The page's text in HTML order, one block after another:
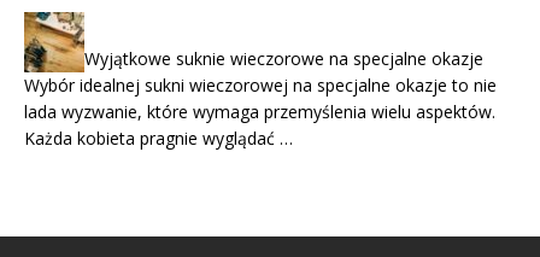
Wyjątkowe suknie wieczorowe na specjalne okazje
Wybór idealnej sukni wieczorowej na specjalne okazje to nie
lada wyzwanie, które wymaga przemyślenia wielu aspektów.
Każda kobieta pragnie wyglądać …